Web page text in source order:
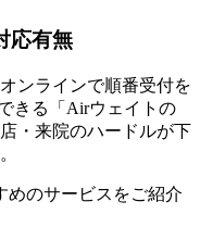
応有無
ンラインで順番受付を
きる「Airウェイトの
・来院のハードルが下
めのサービスをご紹介